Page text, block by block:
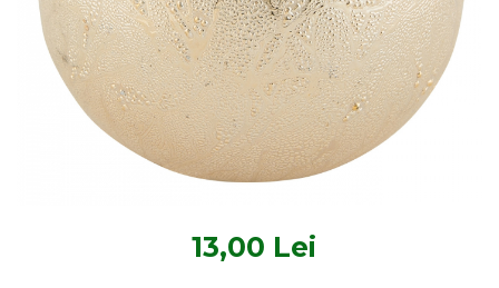
Textile Bucatarie
Fete de masa
Prosoape si lavete
Perne sezut
13,00 Lei